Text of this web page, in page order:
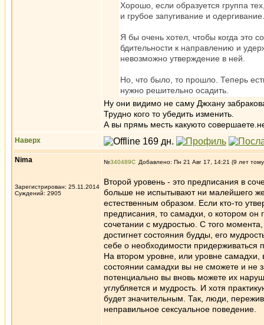
Хорошо, если образуется группа
и грубое запугивание и одергивание.
Я бы очень хотел, чтобы когда это
бдительности к направлению и
невозможно утверждение в ней.
Но, что было, то прошло. Теперь
нужно решительно осадить.
Ну они видимо не саму Джхану
Трудно кого то убедить изменить.
А вы прямь месть какуюто
Наверх
Nima
Зарегистрирован: 25.11.2014
Суждений: 2905
№340489 Добавлено: Пн 21 Авг 17, 14:21 (9 лет
Второй уровень - это предписания в
больше не испытывают ни малейшего
естественным образом. Если кто-то
предписания, то самадхи, о котором он
сочетании с мудростью. С того
достигнет состояния будды, его
себе о необходимости придерживаться
На втором уровне, или уровне
состоянии самадхи вы не сможете и не
потенциально вы вновь можете их
углубляется и мудрость. И хотя
будет значительным. Так, люди,
неправильное сексуальное поведение.